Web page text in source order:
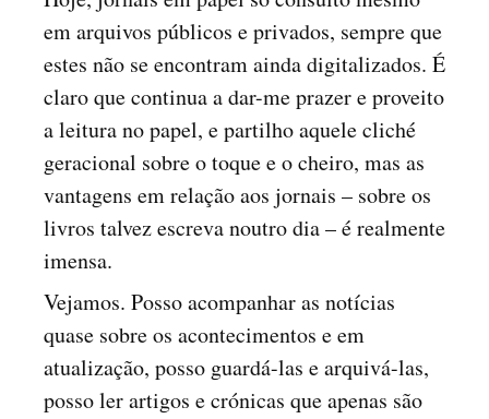
em arquivos públicos e privados, sempre que
estes não se encontram ainda digitalizados. É
claro que continua a dar-me prazer e proveito
a leitura no papel, e partilho aquele cliché
geracional sobre o toque e o cheiro, mas as
vantagens em relação aos jornais – sobre os
livros talvez escreva noutro dia – é realmente
imensa.
Vejamos. Posso acompanhar as notícias
quase sobre os acontecimentos e em
atualização, posso guardá-las e arquivá-las,
posso ler artigos e crónicas que apenas são